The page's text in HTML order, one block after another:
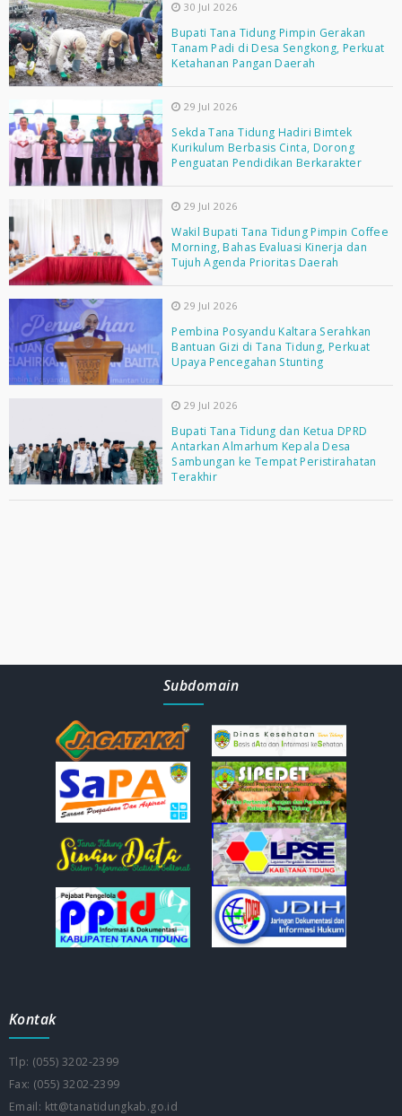
30 Jul 2026
Bupati Tana Tidung Pimpin Gerakan
Tanam Padi di Desa Sengkong, Perkuat
Ketahanan Pangan Daerah
29 Jul 2026
Sekda Tana Tidung Hadiri Bimtek
Kurikulum Berbasis Cinta, Dorong
Penguatan Pendidikan Berkarakter
29 Jul 2026
Wakil Bupati Tana Tidung Pimpin Coffee
Morning, Bahas Evaluasi Kinerja dan
Tujuh Agenda Prioritas Daerah
29 Jul 2026
Pembina Posyandu Kaltara Serahkan
Bantuan Gizi di Tana Tidung, Perkuat
Upaya Pencegahan Stunting
29 Jul 2026
Bupati Tana Tidung dan Ketua DPRD
Antarkan Almarhum Kepala Desa
Sambungan ke Tempat Peristirahatan
Terakhir
Subdomain
Kontak
Tlp: (055) 3202-2399
Fax: (055) 3202-2399
Email: ktt@tanatidungkab.go.id